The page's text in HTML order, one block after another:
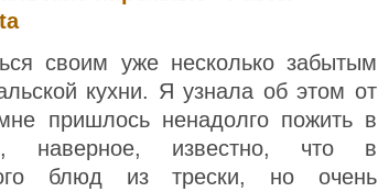
своим уже несколько забытым
кухни. Я узнала об этом от
пришлось ненадолго пожить в
наверное, известно, что в
блюд из трески, но очень